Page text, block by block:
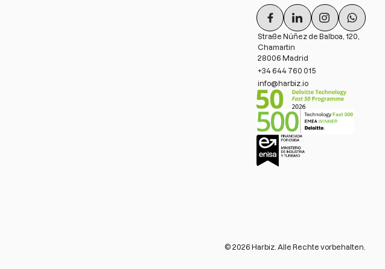
Straße Núñez de Balboa, 120,
Chamartin
28006 Madrid
+34 644 760 015
info@harbiz.io
© 2026 Harbiz. Alle Rechte vorbehalten.